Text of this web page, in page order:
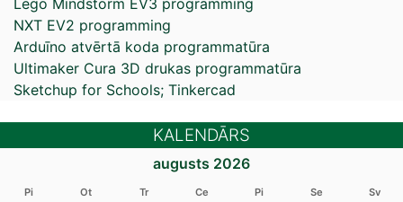
Lego Mindstorm EV3 programming
NXT EV2 programming
Arduīno atvērtā koda programmatūra
Ultimaker Cura 3D drukas programmatūra
Sketchup for Schools; Tinkercad
KALENDĀRS
augusts 2026
Pi Ot Tr Ce Pi Se Sv